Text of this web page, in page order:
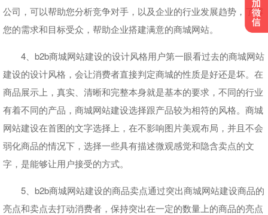
公司，可以帮助您分析竞争对手，以及企业的行业发展趋势，了解
您的需求和目标受众，帮助企业搭建满意的商城网站。
4、b2b商城网站建设的设计风格用户第一眼看过去的商城网站
建设的设计风格，会让消费者直接判定商城的性质是好还是坏。在
商品展示上，真实、清晰和完整本身就是基本的要求，不同的行业
有着不同的产品，商城网站建设选择跟产品较为相符的风格。商城
网站建设在首图的文字选择上，在不影响图片美观布局，并且不会
弱化商品的情况下，选择一些具有描述微观感觉和隐含卖点的文
字，是能够让用户接受的方式。
5、b2b商城网站建设的商品卖点通过突出商城网站建设商品的
亮点和卖点去打动消费者，保持突出在一定的数量上的商品的亮点